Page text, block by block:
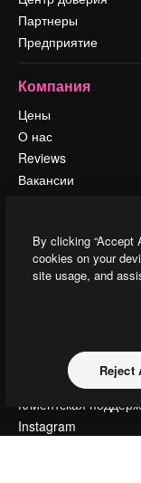
Партнеры
Предприятие
Компания
Цены
О нас
Reviews
Вакансии
События
Slidesgo
Продайте свой
Связаться с
Клиентская
Instagram
By clicking “Accept
cookies on your
site usage, and
Reject